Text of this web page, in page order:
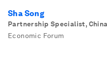
Sha Song
Partnership Specialist,
Economic Forum